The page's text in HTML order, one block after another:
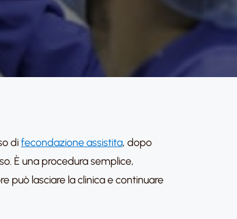
difecondazione assistita, dopo
È una procedura semplice,
può lasciare la clinica e continuare